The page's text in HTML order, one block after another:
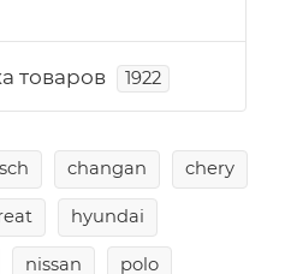
товаров 1922
changan chery
hyundai
nissan polo